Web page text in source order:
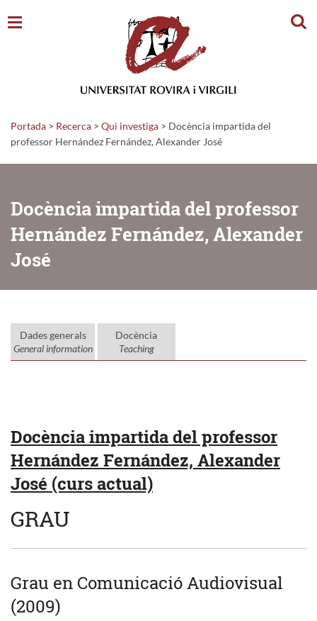
Portada > Recerca > Qui investiga > Docència impartida del
professor Hernández Fernández, Alexander José
Docència impartida del professor
Hernández Fernández, Alexander
José
Dades generals
General information
Docència
Teaching
Docència impartida del professor
Hernández Fernández, Alexander
José (curs actual)
GRAU
Grau en Comunicació Audiovisual
(2009)